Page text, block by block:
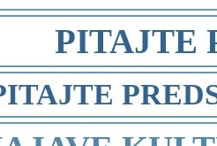
PITAJTE